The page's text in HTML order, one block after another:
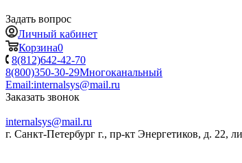
Задать вопрос
Личный кабинет
Корзина0
8(812)642-42-70
8(800)350-30-29Многоканальный
Email:internalsys@mail.ru
Заказать звонок
internalsys@mail.ru
г. Санкт-Петербург г., пр-кт Энергетиков, д.